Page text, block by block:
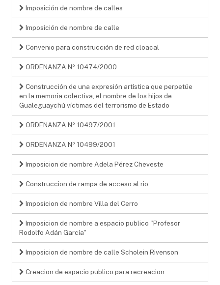
Imposición de nombre de calles
Imposición de nombre de calle
Convenio para construcción de red cloacal
ORDENANZA Nº 10474/2000
Construcción de una expresión artística que perpetúe
en la memoria colectiva, el nombre de los hijos de
Gualeguaychú víctimas del terrorismo de Estado
ORDENANZA Nº 10497/2001
ORDENANZA Nº 10499/2001
Imposicion de nombre Adela Pérez Cheveste
Construccion de rampa de acceso al rio
Imposicion de nombre Villa del Cerro
Imposicion de nombre a espacio publico "Profesor
Rodolfo Adán García"
Imposicion de nombre de calle Scholein Rivenson
Creacion de espacio publico para recreacion